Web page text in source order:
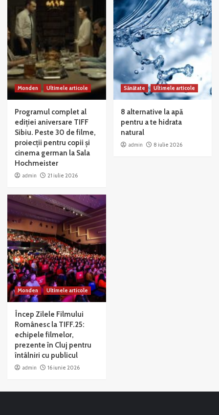
Monden Ultimele articole
Programul complet al
ediției aniversare TIFF
Sibiu. Peste 30 de filme,
proiecții pentru copii și
cinema german la Sala
Hochmeister
admin 21 iulie 2026
Sănătate Ultimele articole
8 alternative la apă
pentru a te hidrata
natural
admin 8 iulie 2026
Monden Ultimele articole
Încep Zilele Filmului
Românesc la TIFF.25:
echipele filmelor,
prezente în Cluj pentru
întâlniri cu publicul
admin 16 iunie 2026